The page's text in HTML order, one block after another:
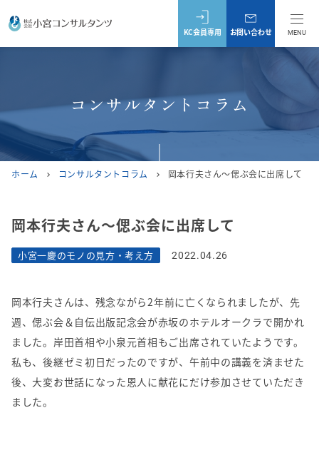
MENU
KC会員専用 お問い合わせ
コンサルタントコラム
ホーム chevron_right コンサルタントコラム chevron_right 岡本行夫さん～偲ぶ会に出席して
岡本行夫さん～偲ぶ会に出席して
小宮一慶のモノの見方・考え方 2022.04.26
岡本行夫さんは、残念ながら2年前に亡くなられましたが、先
週、偲ぶ会＆自伝出版記念会が赤坂のホテルオークラで開かれ
ました。岸田首相や小泉元首相もご出席されていたようです。
私も、後継ゼミ初日だったのですが、午前中の講義を済ませた
後、大変お世話になった恩人に献花にだけ参加させていただき
ました。